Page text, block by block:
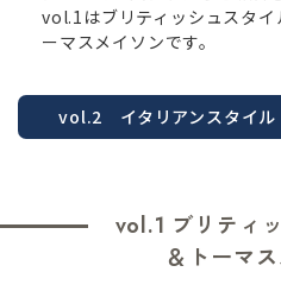
vol.1はブリティッシュスタ
ーマスメイソンです。
vol.2 イタリアンスタイル
vol.1 ブリティ
＆トーマ